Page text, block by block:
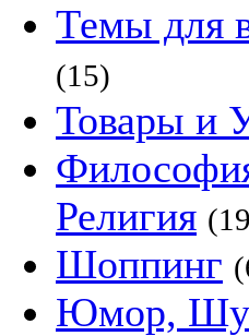
Темы для
(15)
Товары и
Религия
Шоппинг
Юмор,